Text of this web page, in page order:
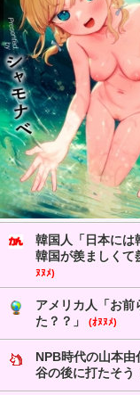
韓国人「日本には
韓国が羨ましくて
ﾇﾇﾒ)
アメリカ人「お前
た？？」
(ｵﾇﾇﾒ)
NPB時代の山本
谷の後に打たそう